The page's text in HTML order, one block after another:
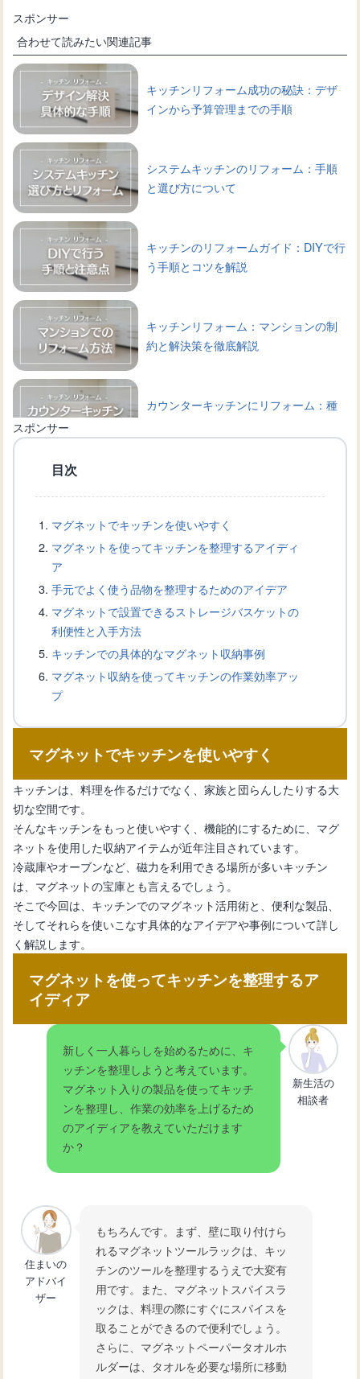
スポンサー
合わせて読みたい関連記事
キッチンリフォーム成功の秘訣：デザ
インから予算管理までの手順
システムキッチンのリフォーム：手順
と選び方について
キッチンのリフォームガイド：DIYで行
う手順とコツを解説
キッチンリフォーム：マンションの制
約と解決策を徹底解説
カウンターキッチンにリフォーム：種
功するためのポイント
マグネット式の棚の活用方法
い！設置方法と製品選びのコツ
キッチンに機能的なマグネットボード
キッチンスペースを効果的に活用！マ
グネットが使える壁材
スタイリッシュで実用的なキッチンマ
グネット収納術の魅力
キッチンのレンジ台選び！カウンター
兼用で効率的に活用
キッチンスペースを有効活用！収納力
抜群のレンジ台の選び方
スポンサー
目次
マグネットでキッチンを使いやすく
マグネットを使ってキッチンを整理するアイディ
ア
手元でよく使う品物を整理するためのアイデア
マグネットで設置できるストレージバスケットの
利便性と入手方法
キッチンでの具体的なマグネット収納事例
マグネット収納を使ってキッチンの作業効率アッ
プ
マグネットでキッチンを使いやすく
キッチンは、料理を作るだけでなく、家族と団らんしたりする大
切な空間です。
そんなキッチンをもっと使いやすく、機能的にするために、マグ
ネットを使用した収納アイテムが近年注目されています。
冷蔵庫やオーブンなど、磁力を利用できる場所が多いキッチン
は、マグネットの宝庫とも言えるでしょう。
そこで今回は、キッチンでのマグネット活用術と、便利な製品、
そしてそれらを使いこなす具体的なアイデアや事例について詳し
く解説します。
マグネットを使ってキッチンを整理するア
イディア
新しく一人暮らしを始めるために、キ
ッチンを整理しようと考えています。
マグネット入りの製品を使ってキッチ
ンを整理し、作業の効率を上げるため
のアイディアを教えていただけます
か？
新生活の
相談者
住まいの
アドバイ
ザー
もちろんです。まず、壁に取り付けら
れるマグネットツールラックは、キッ
チンのツールを整理するうえで大変有
用です。また、マグネットスパイスラ
ックは、料理の際にすぐにスパイスを
取ることができるので便利でしょう。
さらに、マグネットペーパータオルホ
ルダーは、タオルを必要な場所に移動